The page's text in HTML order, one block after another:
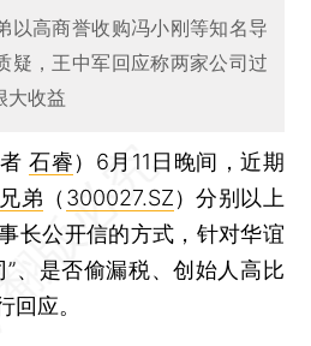
以高商誉收购冯小刚等知名导
疑，王中军回应称两家公司过
大收益
者石睿） 6月11日晚间，近期
弟 （ 300027.SZ）分别以上
长公开信的方式，针对华谊
”、是否偷漏税、创始人高比
回应。